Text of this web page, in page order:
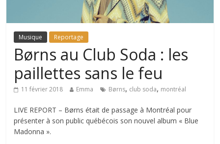
Musique Reportage
Børns au Club Soda : les
paillettes sans le feu
11 février 2018 Emma Børns, club soda, montréal
LIVE REPORT – Børns était de passage à Montréal pour
présenter à son public québécois son nouvel album « Blue
Madonna ».